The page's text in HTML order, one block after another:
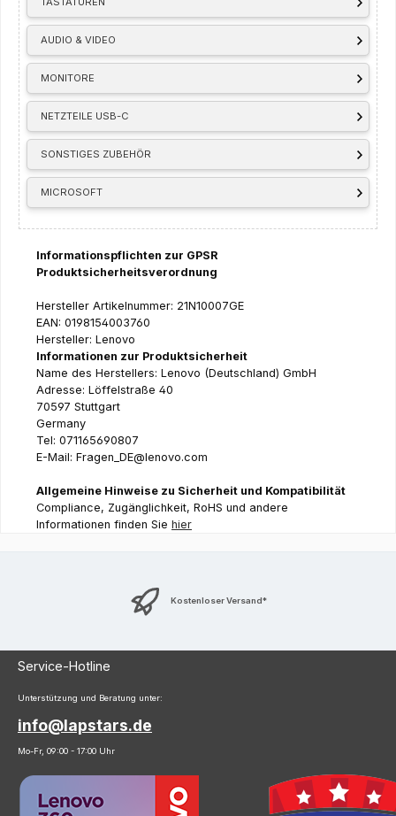
AUDIO & VIDEO
MONITORE
NETZTEILE USB-C
SONSTIGES ZUBEHÖR
MICROSOFT
Informationspflichten zur GPSR
Produktsicherheitsverordnung
Hersteller Artikelnummer: 21N10007GE
EAN: 0198154003760
Hersteller: Lenovo
Informationen zur Produktsicherheit
Name des Herstellers: Lenovo (Deutschland) GmbH
Adresse: Löffelstraße 40
70597 Stuttgart
Germany
Tel: 071165690807
E-Mail: Fragen_DE@lenovo.com
Allgemeine Hinweise zu Sicherheit und Kompatibilität
Compliance, Zugänglichkeit, RoHS und andere
Informationen finden Sie hier
Kostenloser Versand*
Service-Hotline
Unterstützung und Beratung unter:
info@lapstars.de
Mo-Fr, 09:00 - 17:00 Uhr